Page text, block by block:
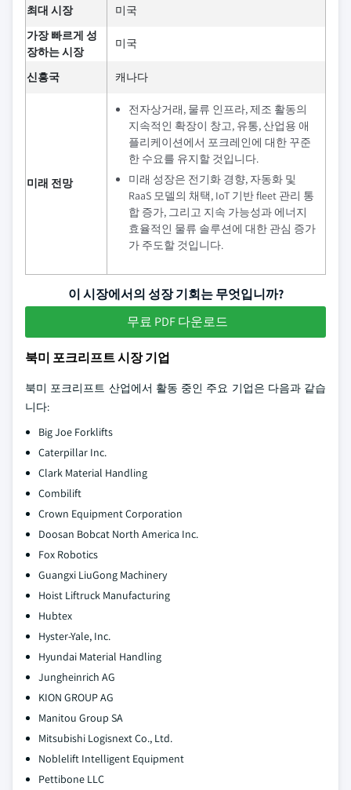
최대 시장
미국
가장 빠르게 성
장하는 시장
미국
신흥국 캐나다
미래 전망
전자상거래, 물류 인프라, 제조 활동의
지속적인 확장이 창고, 유통, 산업용 애
플리케이션에서 포크레인에 대한 꾸준
한 수요를 유지할 것입니다.
미래 성장은 전기화 경향, 자동화 및
RaaS 모델의 채택, IoT 기반 fleet 관리 통
합 증가, 그리고 지속 가능성과 에너지
효율적인 물류 솔루션에 대한 관심 증가
가 주도할 것입니다.
이 시장에서의 성장 기회는 무엇입니까?
무료 PDF 다운로드
북미 포크리프트 시장 기업
북미 포크리프트 산업에서 활동 중인 주요 기업은 다음과 같습
니다:
Big Joe Forklifts
Caterpillar Inc.
Clark Material Handling
Combilift
Crown Equipment Corporation
Doosan Bobcat North America Inc.
Fox Robotics
Guangxi LiuGong Machinery
Hoist Liftruck Manufacturing
Hubtex
Hyster-Yale, Inc.
Hyundai Material Handling
Jungheinrich AG
KION GROUP AG
Manitou Group SA
Mitsubishi Logisnext Co., Ltd.
Noblelift Intelligent Equipment
Pettibone LLC